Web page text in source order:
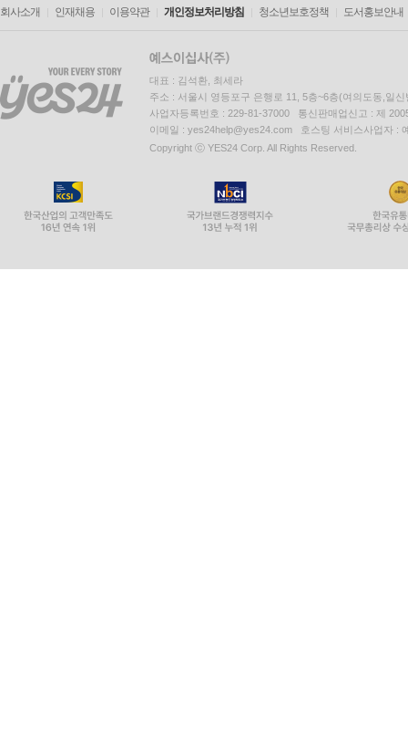
회사소개 인재채용 이용약관 개인정보처리방침 청소년보호정책 도서홍보안내
대표 : 김석환, 최세라
주소 : 서울시 영등포구 은행로 11, 5층~6층(여의도동,일신
사업자등록번호 : 229-81-37000 통신판매업신고 : 제
이메일 : yes24help@yes24.com 호스팅 서비스사업자 :
Copyright ⓒ YES24 Corp. All Rights Reserved.